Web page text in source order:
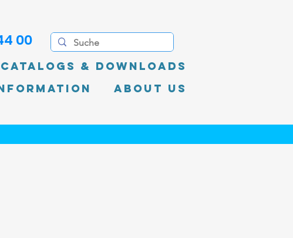
00
Catalogs & Downloads
About Us